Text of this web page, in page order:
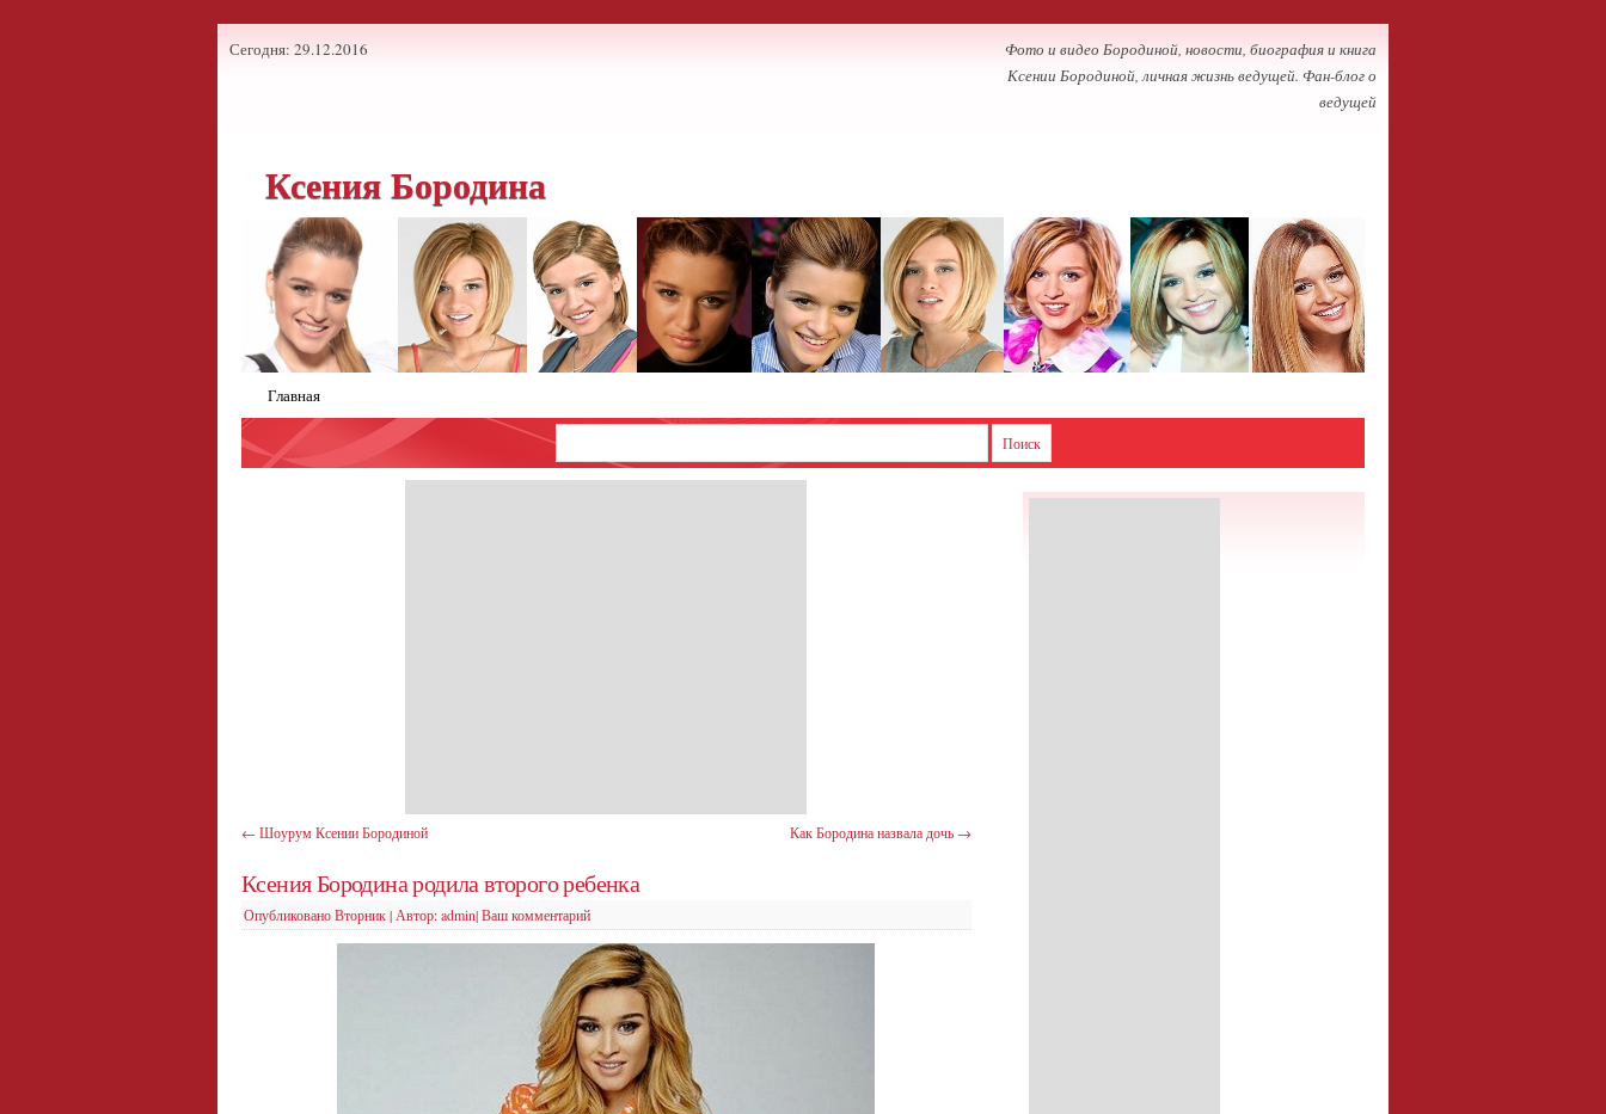
Фото и видео Бородиной, новости, биография и книга
Ксении Бородиной, личная жизнь ведущей. Фан-блог о
ведущей
Сегодня: 29.12.2016
Ксения Бородина
Главная
← Шоурум Ксении Бородиной Как Бородина назвала дочь →
Ксения Бородина родила второго ребенка
ОпубликованоВторник|Автор:admin|Ваш комментарий